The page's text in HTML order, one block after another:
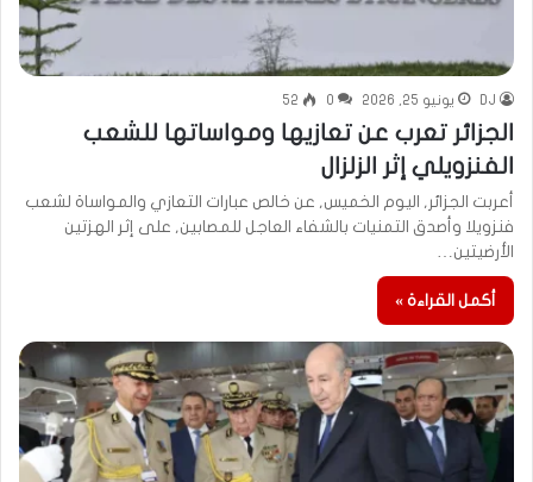
DJ يونيو 25, 2026 0
52
الجزائر تعرب عن تعازيها ومواساتها للشعب
الفنزويلي إثر الزلزال
أعربت الجزائر, اليوم الخميس, عن خالص عبارات التعازي والمواساة لشعب
فنزويلا وأصدق التمنيات بالشفاء العاجل للمصابين, على إثر الهزتين
الأرضيتين…
أكمل القراءة »